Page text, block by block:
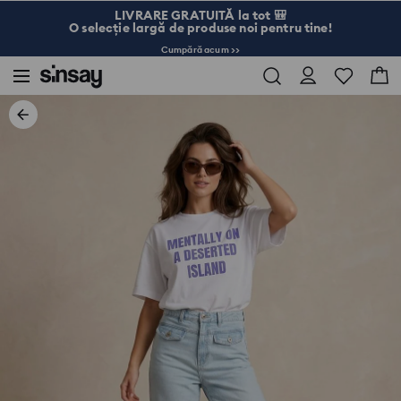
LIVRARE GRATUITĂ la tot 🎒
O selecție largă de produse noi pentru tine!
Cumpără acum >>